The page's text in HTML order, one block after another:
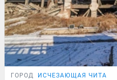
ГОРОД ИСЧЕЗАЮЩАЯ ЧИТА